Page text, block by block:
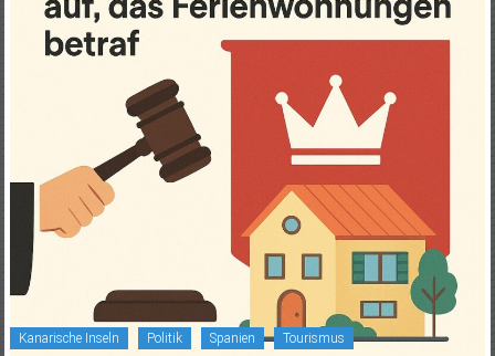
Kanarische Inseln Politik Spanien Tourismus